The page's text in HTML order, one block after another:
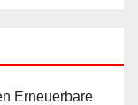
Erneuerbare